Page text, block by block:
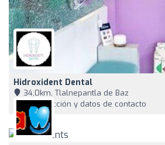
Hidroxident Dental
34,0km, Tlalnepantla de Baz
Ver dirección y datos de contacto